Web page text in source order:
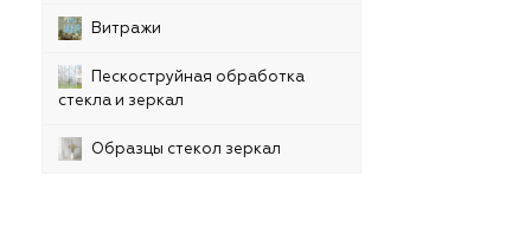
Витражи
Пескоструйная обработка
стекла и зеркал
Образцы стекол зеркал